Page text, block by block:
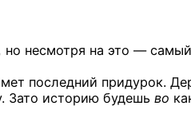
но несмотря на это — самый
последний придурок.
Зато историю будешь во